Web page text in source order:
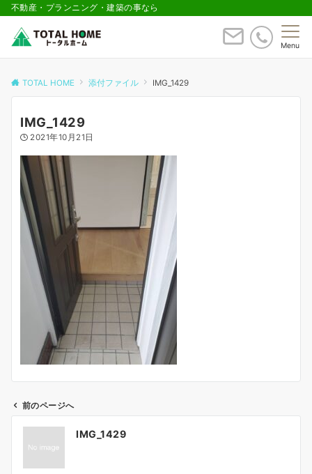
不動産・プランニング・建築の事なら
Menu
TOTAL HOME 添付ファイル IMG_1429
IMG_1429
2021年10月21日
前のページへ
IMG_1429